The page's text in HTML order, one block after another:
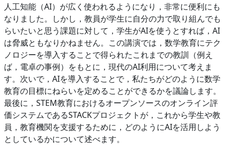
人工知能（AI）が広く使われるようになり，非常に便利にも
なりました。しかし，教員が学生に自分の力で取り組んでも
らいたいと思う課題に対して，学生がAIを使うとすれば，AI
は脅威ともなりかねません。この講演では，数学教育にテク
ノロジーを導入することで得られたこれまでの教訓（例え
ば，電卓の事例）をもとに，現代のAI利用について考えま
す。次いで，AIを導入することで，私たちがどのように数学
教育の目標にねらいを定めることができるかを議論します。
最後に，STEM教育におけるオープンソースのオンライン評
価システムであるSTACKプロジェクトが，これから学生や教
員，教育機関を支援するために，どのようにAIを活用しよう
としているかについて述べます。